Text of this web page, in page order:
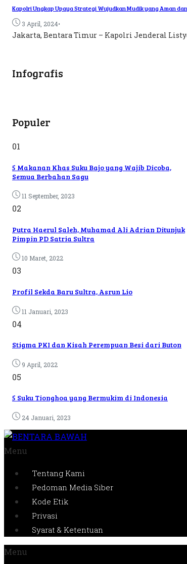
Kapolri Ungkap Upaya Strategi Wujudkan Mudik yang Aman
3 April, 2024•
Jakarta, Bentara Timur – Kapolri Jenderal
Infografis
Populer
01
5 Makanan Khas Suku Bajo yang Wajib Dicoba,
Semua Berbahan Sagu
11 September, 2023
02
Putra Haerul Saleh, Muhamad Ali Adrian Ditunjuk
Pimpin PD Satria Sultra
10 Maret, 2022
03
Profil Sekda Baru Sultra, Asrun Lio
11 Januari, 2023
04
Stigma PKI dan Kisah Perempuan Besi dari Buton
9 April, 2022
05
5 Suku Tionghoa yang Bermukim di Indonesia
24 Januari, 2023
Menu
Tentang Kami
Pedoman Media Siber
Kode Etik
Privasi
Syarat & Ketentuan
Menu